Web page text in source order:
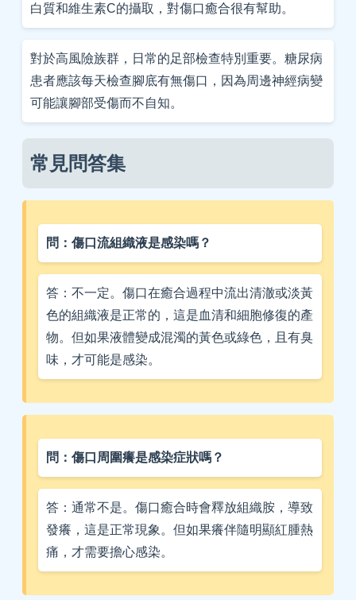
白質和維生素C的攝取，對傷口癒合很有幫助。
對於高風險族群，日常的足部檢查特別重要。糖尿病
患者應該每天檢查腳底有無傷口，因為周邊神經病變
可能讓腳部受傷而不自知。
常見問答集
問：傷口流組織液是感染嗎？
答：不一定。傷口在癒合過程中流出清澈或淡黃
色的組織液是正常的，這是血清和細胞修復的產
物。但如果液體變成混濁的黃色或綠色，且有臭
味，才可能是感染。
問：傷口周圍癢是感染症狀嗎？
答：通常不是。傷口癒合時會釋放組織胺，導致
發癢，這是正常現象。但如果癢伴隨明顯紅腫熱
痛，才需要擔心感染。